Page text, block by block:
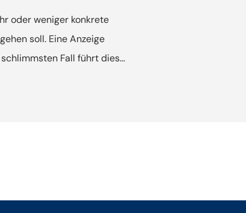
oder weniger konkrete
soll. Eine Anzeige
Fall führt dies
Ein